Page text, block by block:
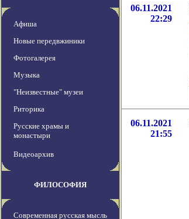
Афиша
Новые передвжиники
Фотогалерея
Музыка
"Неизвестные" музеи
Риторика
Русские храмы и
монастыри
Видеоархив
ФИЛОСОФИЯ
Современная русская мысль
06.11.2021
22:29
06.11.2021
21:55